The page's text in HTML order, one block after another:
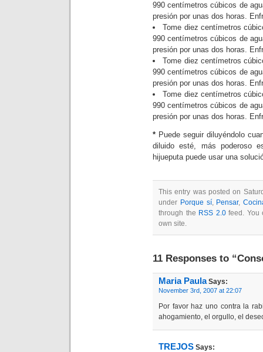
990 centímetros cúbicos de
presión por unas dos horas.
Tome diez centímetros
990 centímetros cúbicos de
presión por unas dos horas.
Tome diez centímetros
990 centímetros cúbicos de
presión por unas dos horas.
Tome diez centímetros
990 centímetros cúbicos de
presión por unas dos horas.
* Puede seguir diluyéndolo
diluido esté, más poderoso
hijueputa puede usar una
This entry was posted on
under Porque sí, Pensar,
through the RSS 2.0feed. You
own site.
11 Responses to
Maria PaulaSays:
November 3rd, 2007 at 22:07
Por favor haz uno contra la
ahogamiento, el orgullo, el
TREJOS Says: